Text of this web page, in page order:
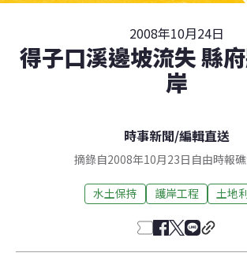
2008年10月24日
得子口溪邊坡流失 縣
岸
時事新聞/編輯直送
摘錄自2008年10月23日自由時報
水土保持 護岸工程 土地